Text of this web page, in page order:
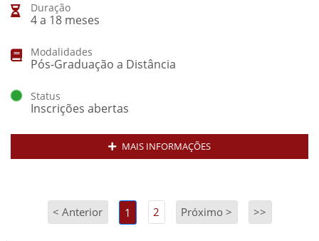
Duração
4 a 18 meses
Modalidades
Pós-Graduação a Distância
Status
Inscrições abertas
MAIS INFORMAÇÕES
< Anterior 1 2 Próximo > >>